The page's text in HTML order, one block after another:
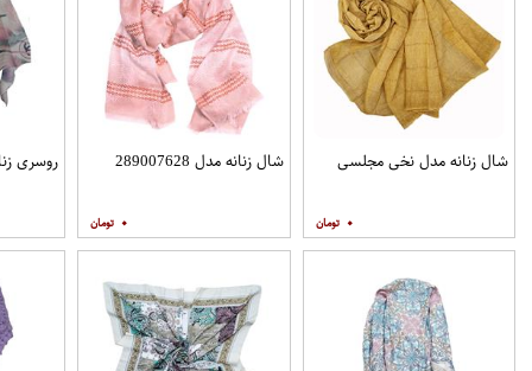
شال زنانه مدل نخی مجلسی
۰
شال زنانه مدل 289007628
۰
روسری